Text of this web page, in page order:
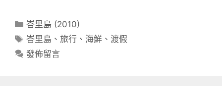
分
類
峇里島 (2010)
標
籤
峇里島 、 旅行 、 海鮮 、 渡假
發佈留言